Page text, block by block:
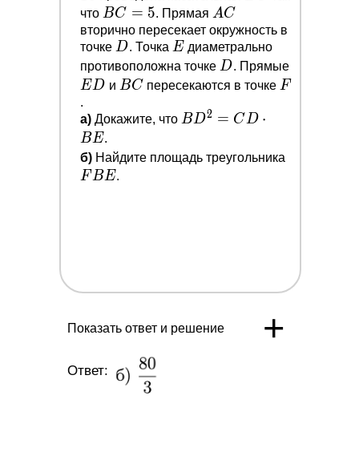
что B
C=5
BC = 5. Прямая A
C
AC
вторично пересекает окружность в
точке D
D. Точка E
Eдиаметрально
противоположна точке D
D. Прямые
E
D
ED и B
BC пересекаются в точке F
F
.
a) Докажите, что B
D
BD2 = CD ⋅
BE.
б) Найдите площадь треугольника
F BE.
Показать ответ и решение +
Ответ: